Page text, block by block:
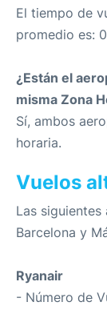
El tiempo de
promedio es:
¿Están el
misma Zona
Sí, ambos
horaria.
Vuelos
Las
Barcelona y
Ryanair
- Número de